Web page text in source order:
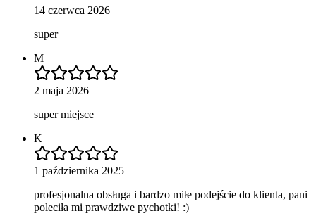
14 czerwca 2026
super
M
2 maja 2026
super miejsce
K
1 października 2025
profesjonalna obsługa i bardzo miłe podejście do klienta, pani
poleciła mi prawdziwe pychotki! :)